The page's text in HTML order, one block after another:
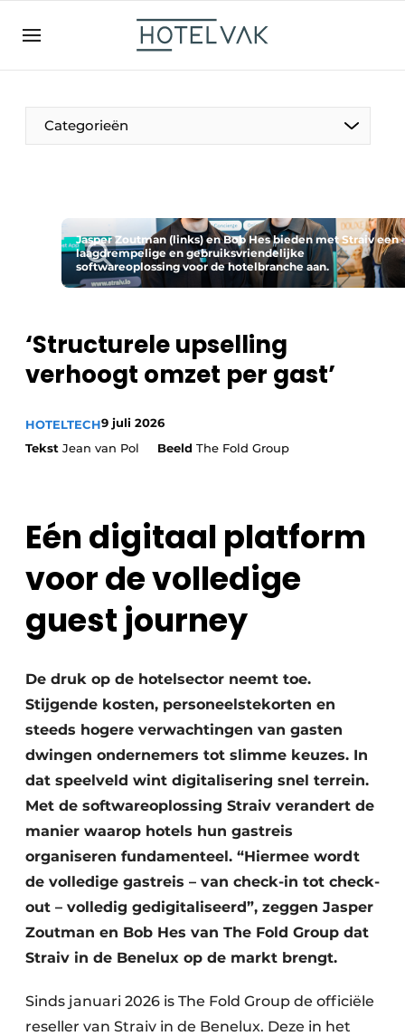
EN
NL
EN
FR
Categorieën
Internationaal
HR & Personeel
Housekeeping
Jasper Zoutman (links) en Bob Hes bieden met Straiv een
laagdrempelige en gebruiksvriendelijke
softwareoplossing voor de hotelbranche aan.
‘Structurele upselling
verhoogt omzet per gast’
HOTELTECH9 juli 2026
Tekst Jean van Pol Beeld The Fold Group
Eén digitaal platform
voor de volledige
guest journey
De druk op de hotelsector neemt toe.
Stijgende kosten, personeelstekorten en
steeds hogere verwachtingen van gasten
dwingen ondernemers tot slimme keuzes. In
dat speelveld wint digitalisering snel terrein.
Met de softwareoplossing Straiv verandert de
manier waarop hotels hun gastreis
organiseren fundamenteel. “Hiermee wordt
de volledige gastreis – van check-in tot check-
out – volledig gedigitaliseerd”, zeggen Jasper
Zoutman en Bob Hes van The Fold Group dat
Straiv in de Benelux op de markt brengt.
Sinds januari 2026 is The Fold Group de officiële
reseller van Straiv in de Benelux. Deze in het